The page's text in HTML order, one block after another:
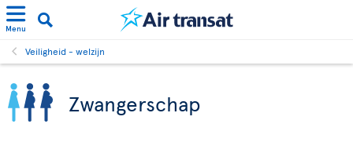
Menu
Veiligheid - welzijn
Zwangerschap